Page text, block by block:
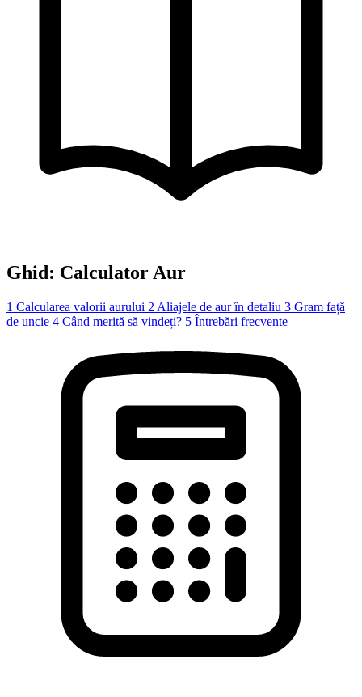
Ghid: Calculator Aur
1 Calcularea valorii aurului 2 Aliajele de aur în detaliu 3 Gram față
de uncie 4 Când merită să vindeți? 5 Întrebări frecvente